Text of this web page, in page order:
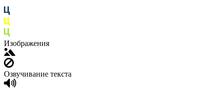
Изображения
Озвучивание текста